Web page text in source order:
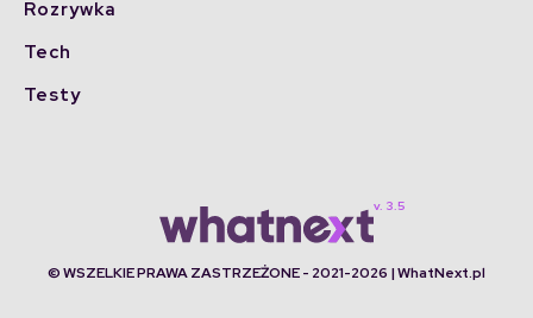
Rozrywka
Tech
Testy
© WSZELKIE PRAWA ZASTRZEŻONE - 2021-2026 | WhatNext.pl